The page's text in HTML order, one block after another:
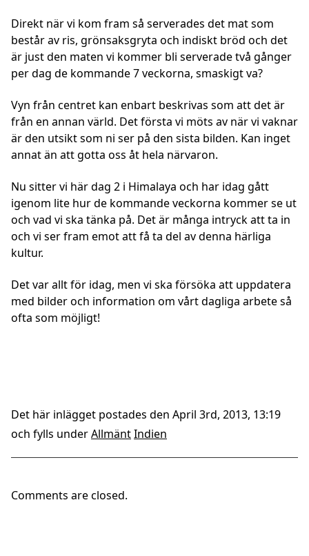
Direkt när vi kom fram så serverades det mat som
består av ris, grönsaksgryta och indiskt bröd och det
är just den maten vi kommer bli serverade två gånger
per dag de kommande 7 veckorna, smaskigt va?
Vyn från centret kan enbart beskrivas som att det är
från en annan värld. Det första vi möts av när vi vaknar
är den utsikt som ni ser på den sista bilden. Kan inget
annat än att gotta oss åt hela närvaron.
Nu sitter vi här dag 2 i Himalaya och har idag gått
igenom lite hur de kommande veckorna kommer se ut
och vad vi ska tänka på. Det är många intryck att ta in
och vi ser fram emot att få ta del av denna härliga
kultur.
Det var allt för idag, men vi ska försöka att uppdatera
med bilder och information om vårt dagliga arbete så
ofta som möjligt!
Det här inlägget postades den April 3rd, 2013, 13:19
och fylls underAllmäntIndien
Comments are closed.